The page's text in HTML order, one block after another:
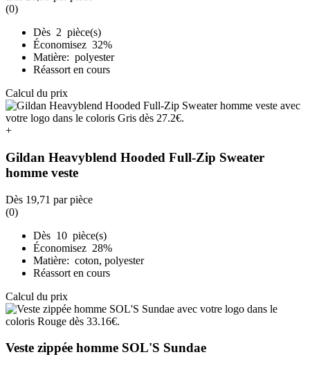
(0)
Dès 2 pièce(s)
Économisez 32%
Matière: polyester
Réassort en cours
Calcul du prix
+
Gildan Heavyblend Hooded Full-Zip Sweater
homme veste
Dès 19,71 par pièce
(0)
Dès 10 pièce(s)
Économisez 28%
Matière: coton, polyester
Réassort en cours
Calcul du prix
Veste zippée homme SOL'S Sundae